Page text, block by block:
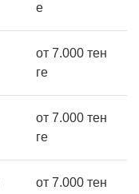
е
от 7.000 тен
ге
от 7.000 тен
ге
от 7.000 тен